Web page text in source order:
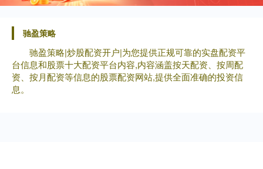
驰盈策略
驰盈策略|炒股配资开户|为您提供正规可靠的实盘配资平
台信息和股票十大配资平台内容,内容涵盖按天配资、按周配
资、按月配资等信息的股票配资网站,提供全面准确的投资信
息。